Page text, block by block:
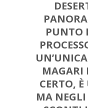
PUNTO
MAGARI
CERTO,
MA